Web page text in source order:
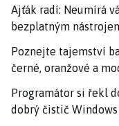
Ajťák radí: Neumírá
bezplatným
Poznejte tajemství
černé, oranžové a
Programátor si řekl
dobrý čistič